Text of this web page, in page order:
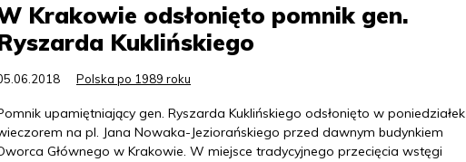
Krakowie odsłonięto pomnik gen.
Kuklińskiego
Polska po 1989 roku
upamiętniający gen. Ryszarda Kuklińskiego odsłonięto w poniedziałek
na pl. Jana Nowaka-Jeziorańskiego przed dawnym budynkiem
Głównego w Krakowie. W miejsce tradycyjnego przecięcia wstęgi